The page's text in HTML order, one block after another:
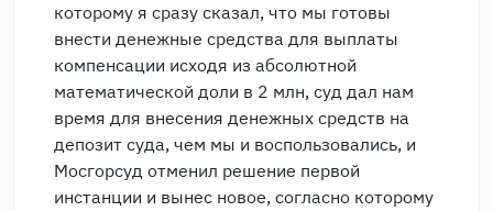
которому я сразу сказал, что мы готовы
внести денежные средства для выплаты
компенсации исходя из абсолютной
математической доли в 2 млн, суд дал нам
время для внесения денежных средств на
депозит суда, чем мы и воспользовались, и
Мосгорсуд отменил решение первой
инстанции и вынес новое, согласно которому